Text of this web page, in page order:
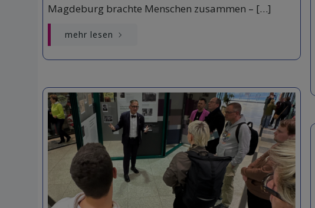
Magdeburg brachte Menschen zusammen – […]
mehr lesen